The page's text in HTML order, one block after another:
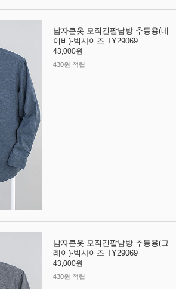
남자큰옷 모직긴팔남방 추동용(네
이비)-빅사이즈 TY29069
43,000원
430원 적립
남자큰옷 모직긴팔남방 추동용(그
레이)-빅사이즈 TY29069
43,000원
430원 적립